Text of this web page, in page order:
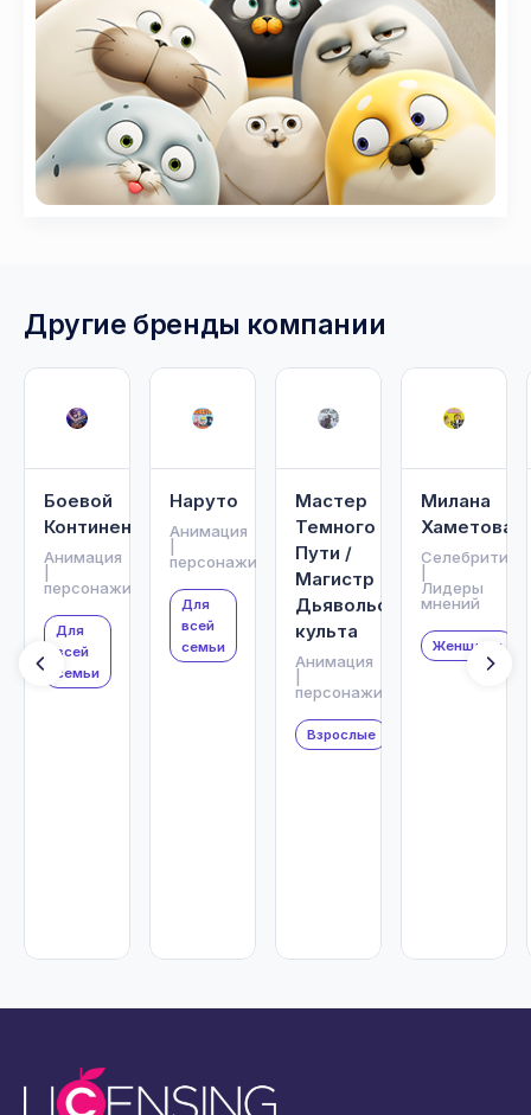
Другие бренды компании
Боевой
Континент
Анимация
персонажи
Для
всей
семьи
Наруто
Анимация
персонажи
Для
всей
семьи
Мастер
Темного
Пути /
Магистр
Дьявольского
культа
Анимация
персонажи
Взрослые
Милана
Хаметова
Селебрити
Лидеры
мнений
Женщины